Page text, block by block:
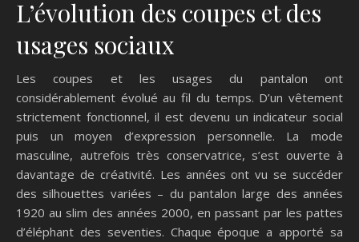
L’évolution des coupes et des
usages sociaux
Les coupes et les usages du pantalon ont
considérablement évolué au fil du temps. D’un vêtement
strictement fonctionnel, il est devenu un indicateur social
puis un moyen d’expression personnelle. La mode
masculine, autrefois très conservatrice, s’est ouverte à
davantage de créativité. Les années ont vu se succéder
des silhouettes variées – du pantalon large des années
1920 au slim des années 2000, en passant par les pattes
d’éléphant des seventies. Chaque époque a apporté sa